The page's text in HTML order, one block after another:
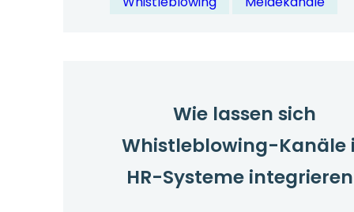
Remote-
Mitarbeiter
unterstützen?
Wie lassen sich
Whistleblowing-Kanäle
HR-Systeme